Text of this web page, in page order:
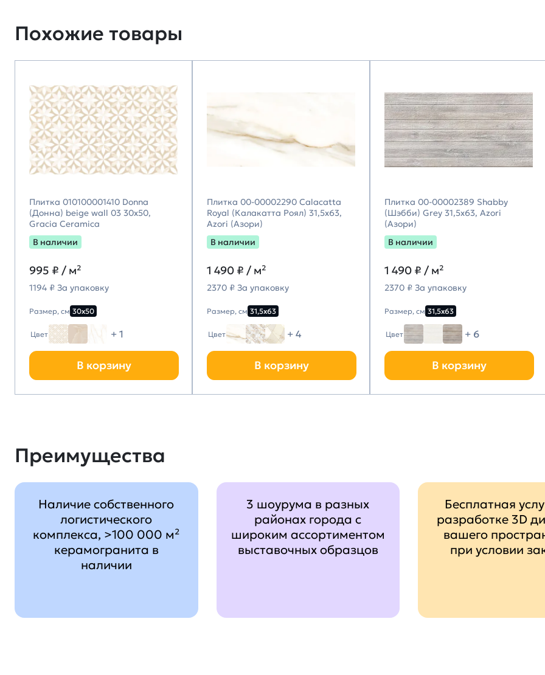
Похожие товары
Плитка 010100001410 Donna
(Донна) beige wall 03 30х50,
Gracia Ceramica
В наличии
995 ₽ / м²
1194 ₽ За упаковку
Размер, см 30х50
Цвет + 1
В корзину
Плитка 00-00002290 Calacatta
Royal (Калакатта Роял) 31,5х63,
Azori (Азори)
В наличии
1 490 ₽ / м²
2370 ₽ За упаковку
Размер, см 31,5х63
Цвет + 4
В корзину
Плитка 00-00002389 Shabby
(Шэбби) Grey 31,5х63, Azori
(Азори)
В наличии
1 490 ₽ / м²
2370 ₽ За упаковку
Размер, см 31,5х63
Цвет + 6
В корзину
Преимущества
Наличие собственного
логистического
комплекса, >100 000 м²
керамогранита в
наличии
3 шоурума в разных
районах города с
широким ассортиментом
выставочных образцов
Бесплатная
разработке 3D
вашего
при условии